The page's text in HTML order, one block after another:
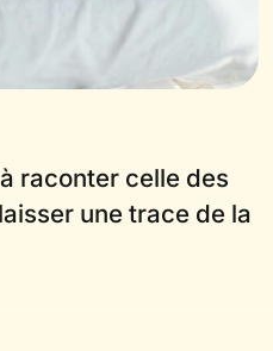
raconter celle des
une trace de la